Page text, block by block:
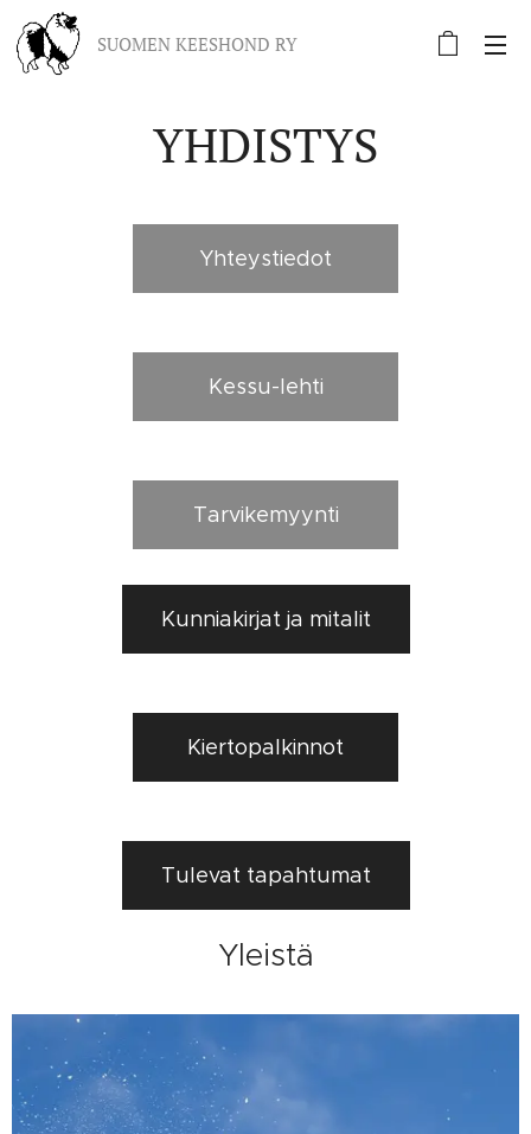
SUOMEN KEESHOND RY
YHDISTYS
Yhteystiedot
Kessu-lehti
Tarvikemyynti
Kunniakirjat ja mitalit
Kiertopalkinnot
Tulevat tapahtumat
Yleistä